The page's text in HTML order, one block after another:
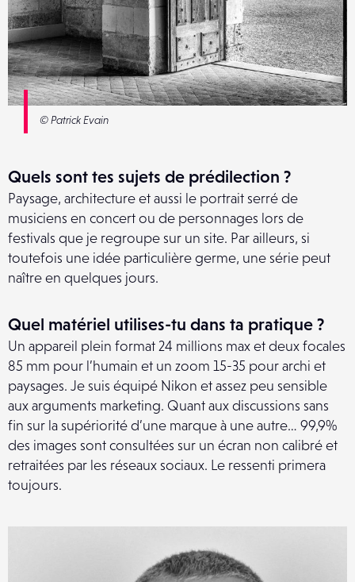
© Patrick Evain
Quels sont tes sujets de prédilection ?
Paysage, architecture et aussi le portrait serré de
musiciens en concert ou de personnages lors de
festivals que je regroupe sur un site. Par ailleurs, si
toutefois une idée particulière germe, une série peut
naître en quelques jours.
Quel matériel utilises-tu dans ta pratique ?
Un appareil plein format 24 millions max et deux focales
85 mm pour l’humain et un zoom 15-35 pour archi et
paysages. Je suis équipé Nikon et assez peu sensible
aux arguments marketing. Quant aux discussions sans
fin sur la supériorité d’une marque à une autre… 99,9%
des images sont consultées sur un écran non calibré et
retraitées par les réseaux sociaux. Le ressenti primera
toujours.